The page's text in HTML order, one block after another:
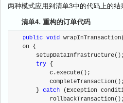
两种模式应用到清单3中的代码上的结
清单4. 重构的订单代码
public void
on {
    setupDataInfrastructure();
try {
        c.execute();
        completeTransaction();
    }
catch (Exception
        rollbackTransaction();